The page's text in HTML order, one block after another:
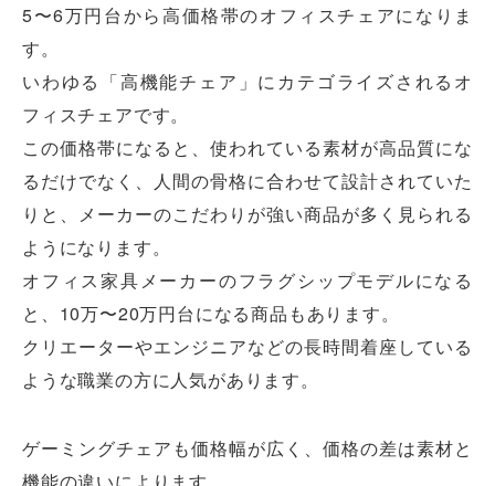
5〜6万円台から高価格帯のオフィスチェアになりま
す。
いわゆる「高機能チェア」にカテゴライズされるオ
フィスチェアです。
この価格帯になると、使われている素材が高品質にな
るだけでなく、人間の骨格に合わせて設計されていた
りと、メーカーのこだわりが強い商品が多く見られる
ようになります。
オフィス家具メーカーのフラグシップモデルになる
と、10万〜20万円台になる商品もあります。
クリエーターやエンジニアなどの長時間着座している
ような職業の方に人気があります。
ゲーミングチェアも価格幅が広く、価格の差は素材と
機能の違いによります。